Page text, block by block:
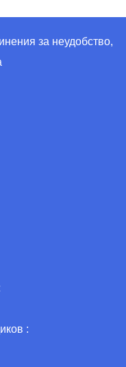
за неудобство,
: